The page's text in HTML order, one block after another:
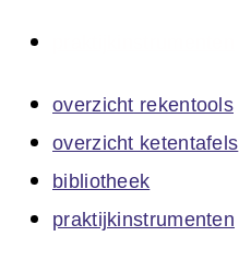
overzicht rekentools
overzicht ketentafels
bibliotheek
praktijkinstrumenten